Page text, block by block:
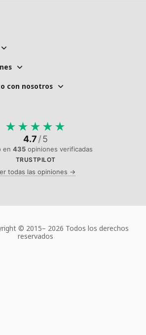
con nosotros
★ ★ ★ ★ ★
4.7/5
en 435opiniones verificadas
TRUSTPILOT
todas las opiniones →
© 2015– 2026 Todos los derechos
reservados